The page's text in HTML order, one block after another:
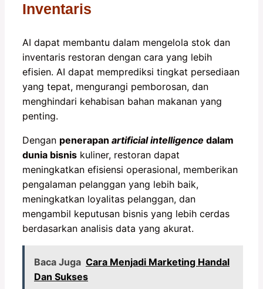
Inventaris
AI dapat membantu dalam mengelola stok dan
inventaris restoran dengan cara yang lebih
efisien. AI dapat memprediksi tingkat persediaan
yang tepat, mengurangi pemborosan, dan
menghindari kehabisan bahan makanan yang
penting.
Dengan penerapan artificial intelligence dalam
dunia bisnis kuliner, restoran dapat
meningkatkan efisiensi operasional, memberikan
pengalaman pelanggan yang lebih baik,
meningkatkan loyalitas pelanggan, dan
mengambil keputusan bisnis yang lebih cerdas
berdasarkan analisis data yang akurat.
Baca Juga Cara Menjadi Marketing Handal
Dan Sukses